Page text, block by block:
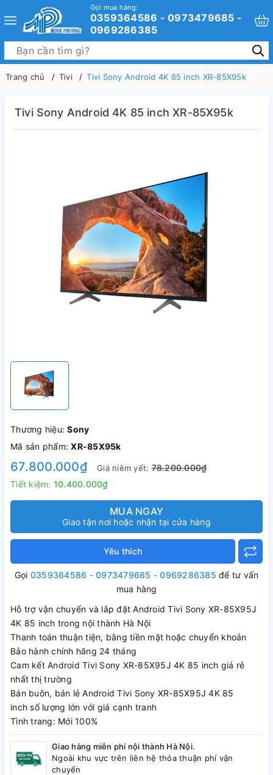
Gọi mua hàng:
0359364586 - 0973479685 -
0969286385
Trang chủ Tivi Tivi Sony Android 4K 85 inch XR-85X95k
Tivi Sony Android 4K 85 inch XR-85X95k
Thương hiệu:Sony
Mã sản phẩm:XR-85X95k
67.800.000₫ Giá niêm yết:78.200.000₫
Tiết kiệm: 10.400.000₫
MUA NGAY
Giao tận nơi hoặc nhận tại cửa hàng
Yêu thích
Gọi 0359364586 - 0973479685 - 0969286385 để tư vấn
mua hàng
Hỗ trợ vận chuyển và lắp đặt Android Tivi Sony XR-85X95J
4K 85 inch trong nội thành Hà Nội
Thanh toán thuận tiện, bằng tiền mặt hoặc chuyển khoản
Bảo hành chính hãng 24 tháng
Cam kết Android Tivi Sony XR-85X95J 4K 85 inch giá rẻ
nhất thị trường
Bán buôn, bán lẻ Android Tivi Sony XR-85X95J 4K 85
inch số lượng lớn với giá cạnh tranh
Tình trang: Mới 100%
Giao hàng miễn phí nội thành Hà Nội.
Ngoài khu vực trên liên hệ thỏa thuận phí vận
chuyển